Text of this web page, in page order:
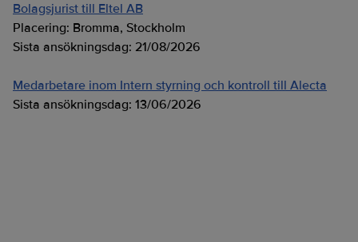
Bolagsjurist till Eltel AB
Placering: Bromma, Stockholm
Sista ansökningsdag: 21/08/2026
Medarbetare inom Intern styrning och kontroll till Alecta
Sista ansökningsdag: 13/06/2026